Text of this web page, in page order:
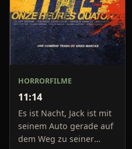
HORRORFILME
11:14
Es ist Nacht, Jack ist mit
seinem Auto gerade auf
dem Weg zu seiner